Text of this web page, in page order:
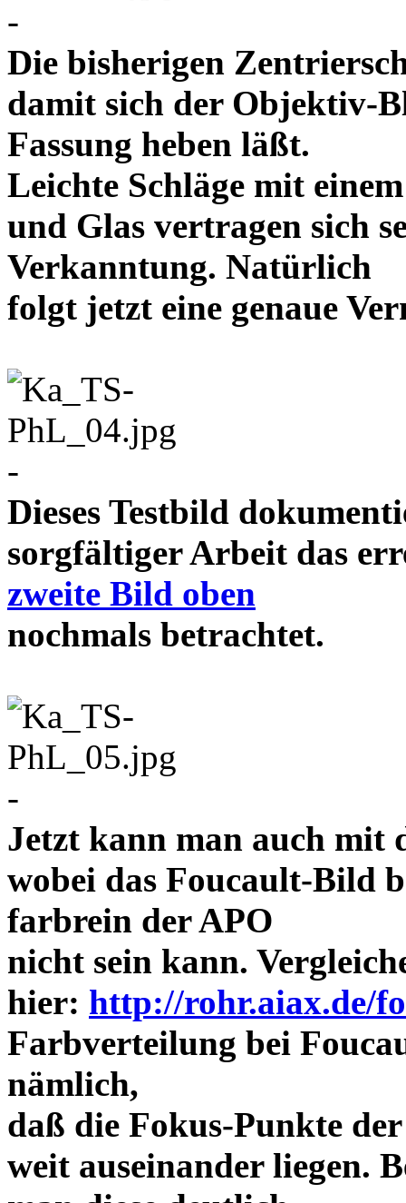
-
Die bisherigen
damit sich der Objektiv-
Fassung heben läßt.
Leichte Schläge mit
und Glas vertragen sich
Verkanntung. Natürlich
folgt jetzt eine genaue
-
Dieses Testbild
sorgfältiger Arbeit das
zweite Bild oben
nochmals
-
Jetzt kann man auch mit
wobei das Foucault-Bild
farbrein der APO
nicht sein kann.
hier: http://rohr.aiax.de/
Farbverteilung bei
nämlich,
daß die Fokus-Punkte
weit auseinander liegen.